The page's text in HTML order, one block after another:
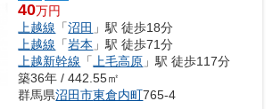
40万円
上越線 「沼田 」駅 徒歩18分
上越線 「岩本 」駅 徒歩71分
上越新幹線 「 上毛高原 」駅 徒歩117分
築36年 / 442.55㎡
群馬県沼田市東倉内町765-4